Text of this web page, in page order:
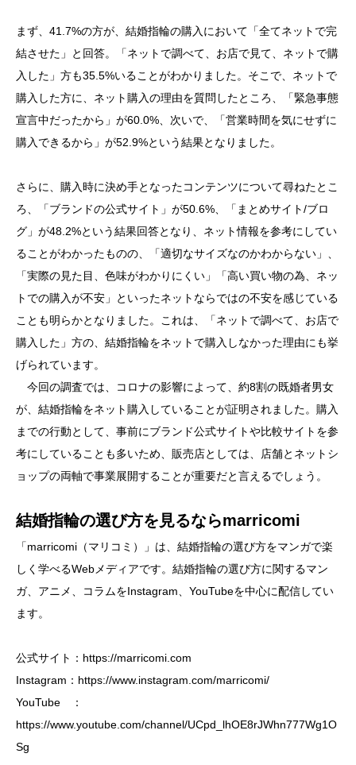
まず、41.7%の方が、結婚指輪の購入において「全てネットで完
結させた」と回答。「ネットで調べて、お店で見て、ネットで購
入した」方も35.5%いることがわかりました。そこで、ネットで
購入した方に、ネット購入の理由を質問したところ、「緊急事態
宣言中だったから」が60.0%、次いで、「営業時間を気にせずに
購入できるから」が52.9%という結果となりました。
さらに、購入時に決め手となったコンテンツについて尋ねたとこ
ろ、「ブランドの公式サイト」が50.6%、「まとめサイト/ブロ
グ」が48.2%という結果回答となり、ネット情報を参考にしてい
ることがわかったものの、「適切なサイズなのかわからない」、
「実際の見た目、色味がわかりにくい」「高い買い物の為、ネッ
トでの購入が不安」といったネットならではの不安を感じている
ことも明らかとなりました。これは、「ネットで調べて、お店で
購入した」方の、結婚指輪をネットで購入しなかった理由にも挙
げられています。
今回の調査では、コロナの影響によって、約8割の既婚者男女
が、結婚指輪をネット購入していることが証明されました。購入
までの行動として、事前にブランド公式サイトや比較サイトを参
考にしていることも多いため、販売店としては、店舗とネットシ
ョップの両軸で事業展開することが重要だと言えるでしょう。
結婚指輪の選び方を見るならmarricomi
「marricomi（マリコミ）」は、結婚指輪の選び方をマンガで楽
しく学べるWebメディアです。結婚指輪の選び方に関するマン
ガ、アニメ、コラムをInstagram、YouTubeを中心に配信してい
ます。
公式サイト： https://marricomi.com
Instagram： https://www.instagram.com/marricomi/
YouTube ：
https://www.youtube.com/channel/UCpd_lhOE8rJWhn777Wg1O
Sg